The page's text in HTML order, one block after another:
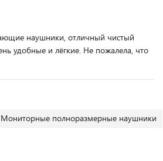
наушники, отличный чистый
удобные и лёгкие. Не пожалела, что
Мониторные полноразмерные наушники